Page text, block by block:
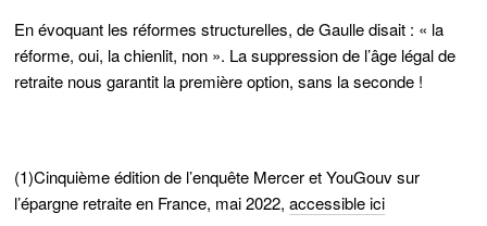
En évoquant les réformes structurelles, de Gaulle disait : « la
réforme, oui, la chienlit, non ». La suppression de l’âge légal de
retraite nous garantit la première option, sans la seconde !
(1)Cinquième édition de l’enquête Mercer et YouGouv sur
l’épargne retraite en France, mai 2022,accessible ici